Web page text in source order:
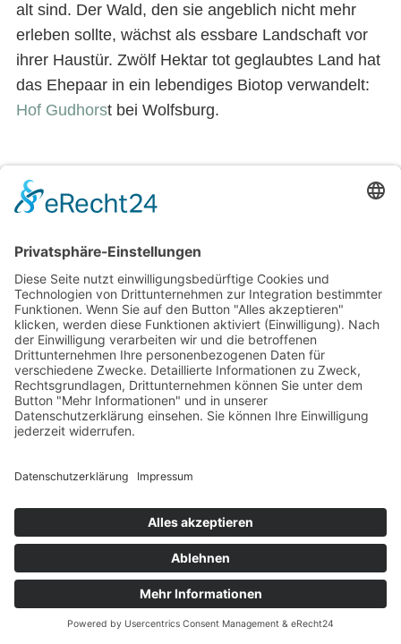
alt sind. Der Wald, den sie angeblich nicht mehr
erleben sollte, wächst als essbare Landschaft vor
ihrer Haustür. Zwölf Hektar tot geglaubtes Land hat
das Ehepaar in ein lebendiges Biotop verwandelt:
Hof Gudhorst bei Wolfsburg.
Hof Gudhorst
Gudrun und Horst waren mit ihrem Traum eindeutig
ihrer Zeit voraus. Die Idee, ein Niedrigenergiehaus
zu errichten und mittels Wärmepumpe, Anlagen für
Windkraft, Solarenergie und Fotovoltaik
weitestgehend autark zu leben, hielt Anfang der
90er kaum jemand für realistisch. Von Gegenwind
ließ sich das Paar nicht beirren, zu groß war
Gudruns Euphorie seit einem Besuch im
Seminarhaus, wo sie sich nach einer
Krebsdiagnose für einige Zeit aufgehalten hat. Ein
ökologisches Projekt, gesund für Menschen und
Natur, das war es, was Gudrun ab sofort wollte,
und Horst ließ sich schnell von ihrer Energie
anstecken.